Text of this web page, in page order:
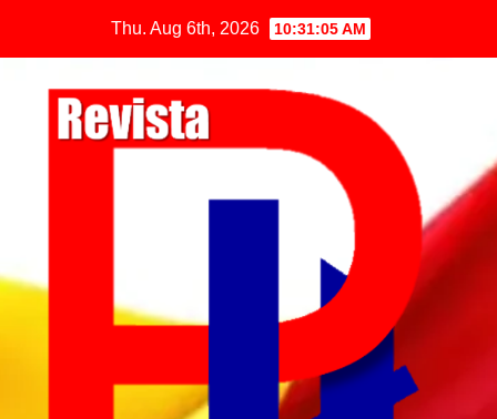
Thu. Aug 6th, 2026 10:31:06 AM